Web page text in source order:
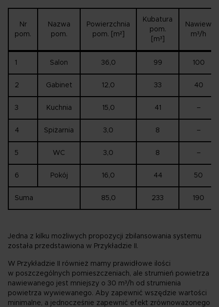
Nr
pom.
Nazwa
pom.
Powierzchnia
pom. [m²]
Kubatura
pom.
[m³]
Nawiew
m³/h
1 Salon 36,0 99 100
2 Gabinet 12,0 33 40
3 Kuchnia 15,0 41 –
4 Spiżarnia 3,0 8 –
5 WC 3,0 8 –
6 Pokój 16,0 44 50
Suma 85,0 233 190
Jedna z kilku możliwych propozycji zbilansowania systemu
została przedstawiona w Przykładzie II.
W Przykładzie II również mamy prawidłowe ilości
w poszczególnych pomieszczeniach, ale strumień powietrza
nawiewanego jest mniejszy o 30 m³/h od strumienia
powietrza wywiewanego. Aby zapewnić wszędzie wartości
minimalne, a jednocześnie zapewnić efekt zrównoważonego